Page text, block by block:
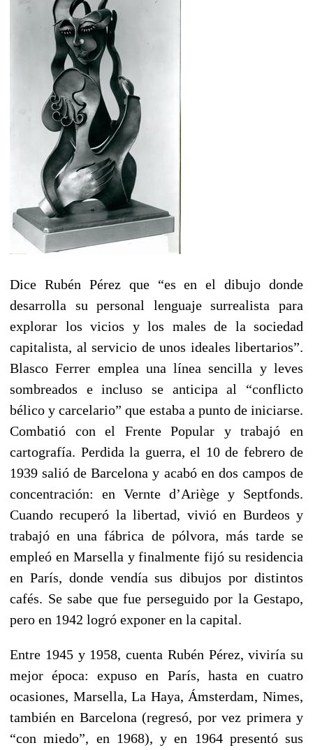
Dice Rubén Pérez que “es en el dibujo donde
desarrolla su personal lenguaje surrealista para
explorar los vicios y los males de la sociedad
capitalista, al servicio de unos ideales libertarios”.
Blasco Ferrer emplea una línea sencilla y leves
sombreados e incluso se anticipa al “conflicto
bélico y carcelario” que estaba a punto de iniciarse.
Combatió con el Frente Popular y trabajó en
cartografía. Perdida la guerra, el 10 de febrero de
1939 salió de Barcelona y acabó en dos campos de
concentración: en Vernte d’Ariège y Septfonds.
Cuando recuperó la libertad, vivió en Burdeos y
trabajó en una fábrica de pólvora, más tarde se
empleó en Marsella y finalmente fijó su residencia
en París, donde vendía sus dibujos por distintos
cafés. Se sabe que fue perseguido por la Gestapo,
pero en 1942 logró exponer en la capital.
Entre 1945 y 1958, cuenta Rubén Pérez, viviría su
mejor época: expuso en París, hasta en cuatro
ocasiones, Marsella, La Haya, Ámsterdam, Nimes,
también en Barcelona (regresó, por vez primera y
“con miedo”, en 1968), y en 1964 presentó sus